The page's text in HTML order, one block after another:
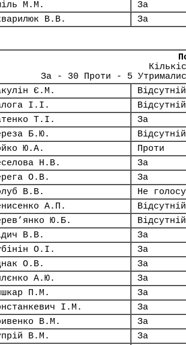
М.М.
За
В.В.
За
За - 30 Проти - 5
Є.М.
Відсутній
І.І.
Відсутній
Т.І.
За
Б.Ю.
Відсутній
Ю.А.
Проти
Н.В.
За
О.В.
За
В.В.
Не
А.П.
Відсутній
Ю.Б.
Відсутній
В.В.
За
О.І.
За
О.В.
За
А.Ю.
За
П.М.
За
І.М.
За
В.М.
За
В.М.
За